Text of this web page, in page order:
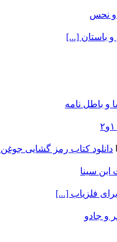
و نحس
باستان [...]
و باطل نامه
دانلود کتاب رمز گشایی
سینا
فلزیاب [...]
و جادو